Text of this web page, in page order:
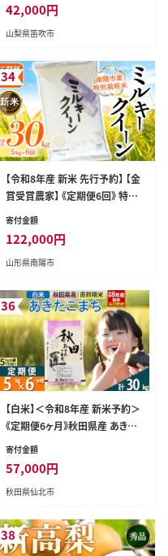
42,000円
山梨県笛吹市
34
【令和8年産 新米 先行予約】 【金
賞受賞農家】 《定期便6回》 特別
栽培米 ミルキークイーン 5kg×
6か月 《令和8年9月下旬～発送》
『あおきライスファーム』 [1614-
R8]
寄付金額
122,000円
山形県南陽市
36
【白米】＜令和8年産 新米予約＞
《定期便6ヶ月》秋田県産 あきた
こまち 5kg (5kg×1袋)×6回 5
米5kg 米 5kg 米 5kg定期便 お
米定期便 白米 あきたこまち ごは
寄付金額
57,000円
秋田県仙北市
38